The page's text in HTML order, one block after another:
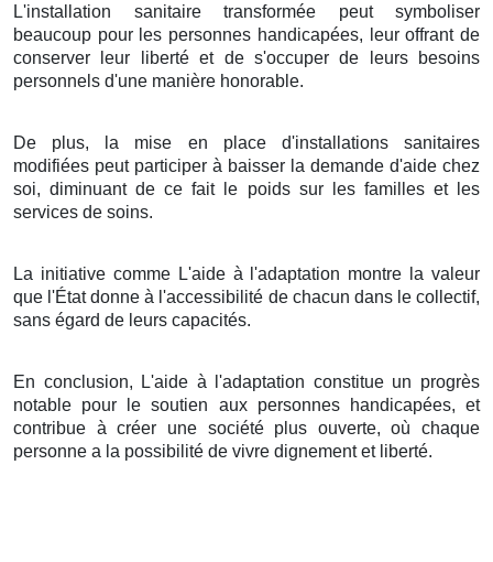
L'installation sanitaire transformée peut symboliser
beaucoup pour les personnes handicapées, leur offrant de
conserver leur liberté et de s'occuper de leurs besoins
personnels d'une manière honorable.
De plus, la mise en place d'installations sanitaires
modifiées peut participer à baisser la demande d'aide chez
soi, diminuant de ce fait le poids sur les familles et les
services de soins.
La initiative comme L'aide à l'adaptation montre la valeur
que l'État donne à l'accessibilité de chacun dans le collectif,
sans égard de leurs capacités.
En conclusion, L'aide à l'adaptation constitue un progrès
notable pour le soutien aux personnes handicapées, et
contribue à créer une société plus ouverte, où chaque
personne a la possibilité de vivre dignement et liberté.